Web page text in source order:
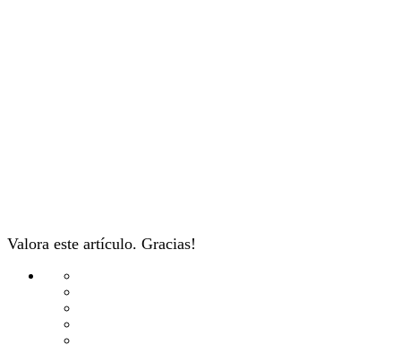
Valora este artículo. Gracias!